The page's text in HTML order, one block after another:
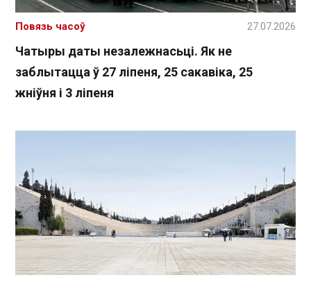
Чатыры даты незалежнасьці. Як не
заблытацца ў 27 ліпеня, 25 сакавіка, 25
жніўня і 3 ліпеня
Повязь часоў 27.07.2026